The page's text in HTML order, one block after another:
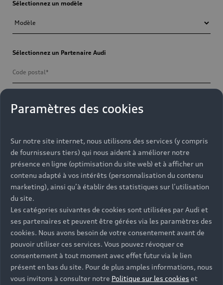
Paramètres des cookies
Sur notre site internet, nous utilisons des services (y compris
de fournisseurs tiers) qui nous aident à améliorer notre
présence en ligne (optimisation du site web) et à afficher un
contenu adapté à vos intérêts (personnalisation du contenu
marketing), ainsi qu’à établir des statistiques sur l’utilisation
du site.
Les catégories suivantes de cookies sont utilisées par Audi et
ses partenaires et peuvent être gérées via les paramètres des
cookies. Nous avons besoin de votre consentement avant de
pouvoir utiliser ces services. Vous pouvez révoquer ce
consentement à tout moment avec effet futur via le lien
présent en bas du site. Pour de plus amples informations, nous
vous invitons à consulter notre Politique sur les cookies et